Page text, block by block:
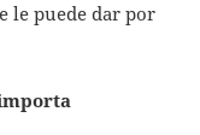
le puede dar por